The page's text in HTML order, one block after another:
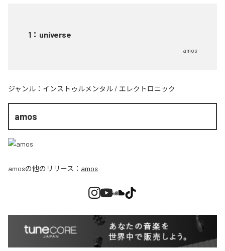
1 ： universe
amos
ジャンル： インストゥルメンタル / エレクトロニック
amos
amosの他のリリース： amos